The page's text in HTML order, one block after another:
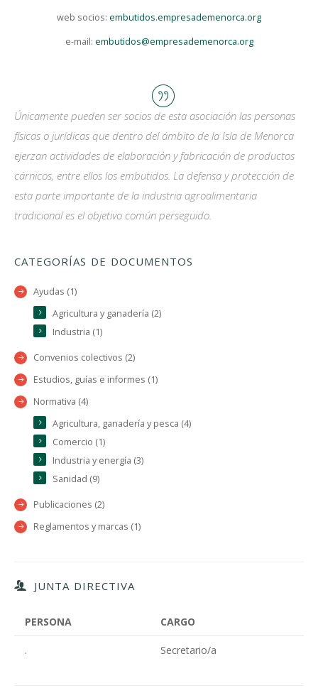
web socios: embutidos.empresademenorca.org
e-mail: embutidos@empresademenorca.org
Únicamente pueden ser socios de esta asociación las personas
físicas o jurídicas que dentro del ámbito de la Isla de Menorca
ejerzan actividades de elaboración y fabricación de productos
cárnicos, entre ellos los embutidos. La defensa y protección de
esta parte importante de la industria agroalimentaria
tradicional es el objetivo común perseguido.
CATEGORÍAS DE DOCUMENTOS
Ayudas (1)
Agricultura y ganadería (2)
Industria (1)
Convenios colectivos (2)
Estudios, guías e informes (1)
Normativa (4)
Agricultura, ganadería y pesca (4)
Comercio (1)
Industria y energía (3)
Sanidad (9)
Publicaciones (2)
Reglamentos y marcas (1)
JUNTA DIRECTIVA
PERSONA CARGO
. Secretario/a